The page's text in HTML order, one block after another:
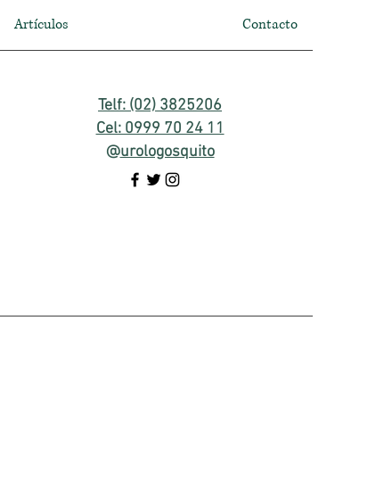
Artículos Contacto
Telf: (02) 3825206
Cel: 0999 70 24 11
@urologosquito